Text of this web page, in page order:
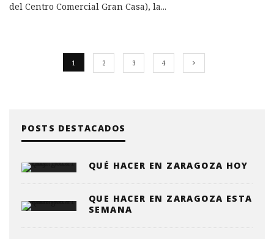
del Centro Comercial Gran Casa), la...
1 2 3 4
POSTS DESTACADOS
QUÉ HACER EN ZARAGOZA HOY
QUE HACER EN ZARAGOZA ESTA
SEMANA